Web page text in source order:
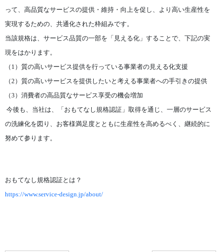
って、高品質なサービスの提供・維持・向上を促し、より高い生産性を
実現するための、共通化された枠組みです。
当該規格は、サービス品質の一部を「見える化」することで、下記の実
現をはかります。
（ 1 ）質の高いサービス提供を行っている事業者の見える化支援
（2 ）質の高いサービスを提供したいと考える事業者への手引きの提供
（3 ）消費者の高品質なサービス享受の機会増加
今後も、当社は、「おもてなし規格認証」取得を通じ、一層のサービス
の洗練化を図り、お客様満足度とともに生産性を高めるべく、継続的に
努めて参ります。
おもてなし規格認証とは？
https://www.service-design.jp/about/